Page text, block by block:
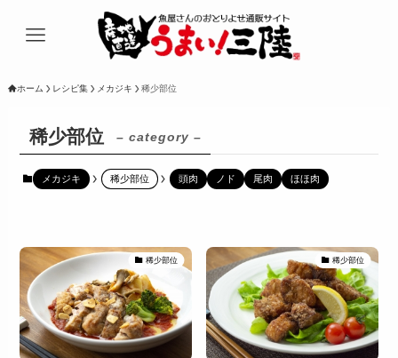
ホーム レシピ集 メカジキ 稀少部位
稀少部位 – category –
メカジキ 稀少部位 頭肉 ノド 尾肉 ほほ肉
稀少部位 稀少部位